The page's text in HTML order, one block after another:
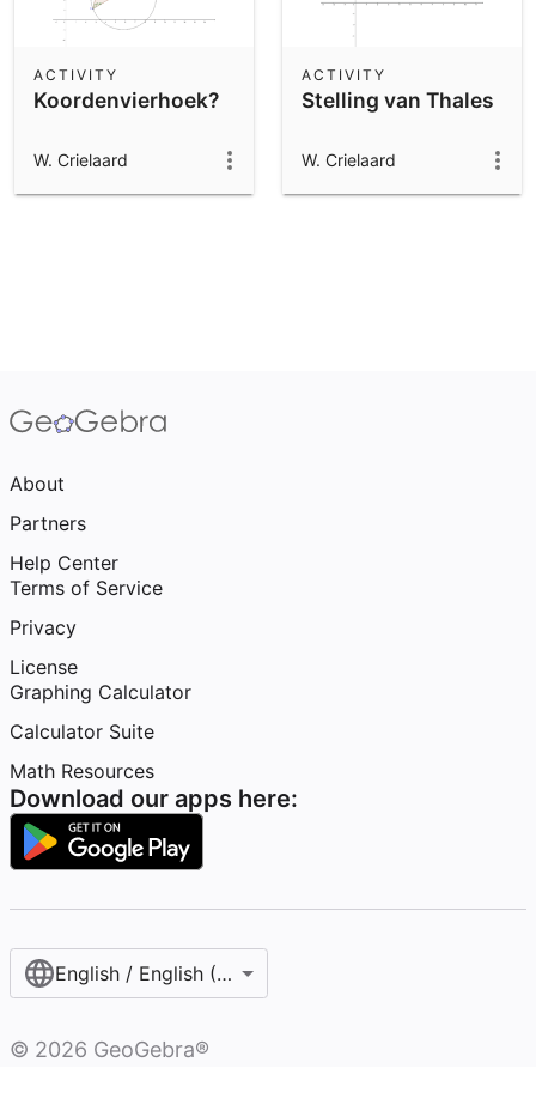
Koordenvierhoek?
ACTIVITY
W. Crielaard
Stelling van Thales
ACTIVITY
W. Crielaard
About
Partners
Help Center
Terms of Service
Privacy
License
Graphing Calculator
Calculator Suite
Math Resources
Download our apps here:
English / English (United States)
© 2026 GeoGebra®